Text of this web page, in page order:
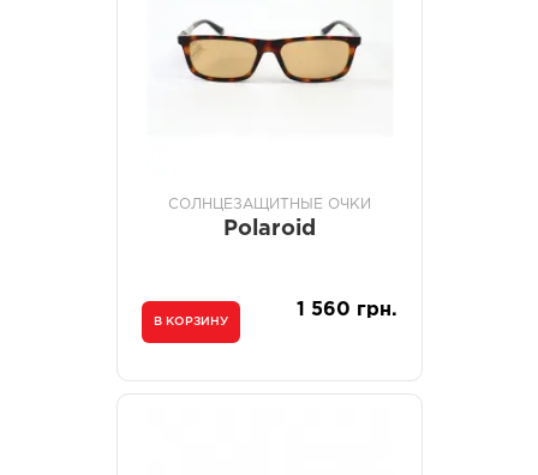
СОЛНЦЕЗАЩИТНЫЕ ОЧКИ
Polaroid
В КОРЗИНУ
1 560 грн.